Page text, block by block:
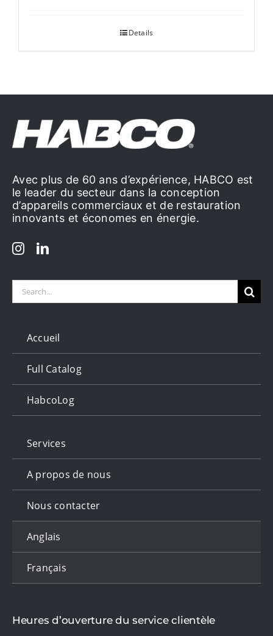
Details
Avec plus de 60 ans d’expérience, HABCO est
le leader du secteur dans la conception
d’appareils commerciaux et de restauration
innovants et économes en énergie.
Search
Accueil
Full Catalog
HabcoLog
Services
A propos de nous
Nous contacter
Anglais
Français
Heures d’ouverture du service clientèle